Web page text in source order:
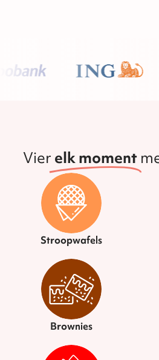
Vier elk moment
Stroopwafels
Brownies